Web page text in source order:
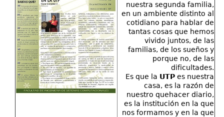
nuestra segunda familia,
en un ambiente distinto al
cotidiano para hablar de
tantas cosas que hemos
vivido juntos, de las
familias, de los sueños y
porque no, de las
dificultades.
Es que la UTP es nuestra
casa, es la razón de
nuestro quehacer diario,
es la institución en la que
nos formamos y en la que